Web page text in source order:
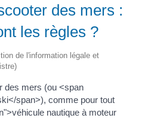
des mers :
les règles ?
de l'information légale et
des mers (ou <span
span>), comme pour tout
nautique à moteur